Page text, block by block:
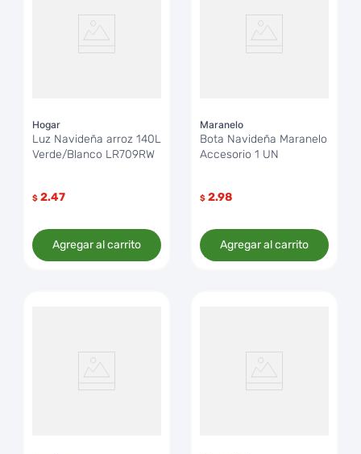
Hogar
Luz Navideña arroz 140L
Verde/Blanco LR709RW
$ 2.47
Agregar al carrito
Maranelo
Bota Navideña Maranelo
Accesorio 1 UN
$ 2.98
Agregar al carrito